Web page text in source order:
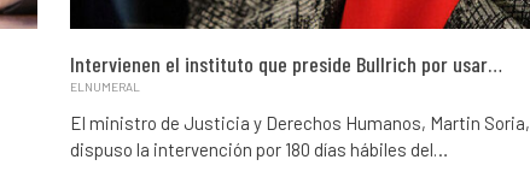
Intervienen el instituto que preside Bullrich por usar…
ELNUMERAL
El ministro de Justicia y Derechos Humanos, Martin Soria,
dispuso la intervención por 180 días hábiles del…